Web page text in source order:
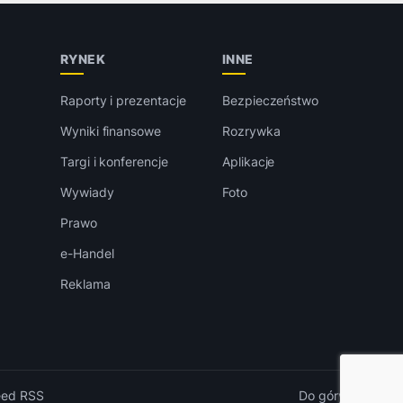
RYNEK
Raporty i prezentacje
Wyniki finansowe
Targi i konferencje
Wywiady
Prawo
e-Handel
Reklama
INNE
Bezpieczeństwo
Rozrywka
Aplikacje
Foto
RSS Do góry ↑